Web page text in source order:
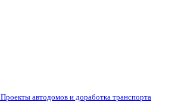
Проекты автодомов и доработка транспорта